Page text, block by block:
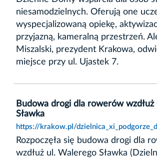
niesamodzielnych. Oferują one
wyspecjalizowaną opiekę,
przyjazną, kameralną przestrzeń.
Miszalski, prezydent Krakowa,
miejsce przy ul. Ujastek 7.
Budowa drogi dla rowerów
Sławka
https://krakow.pl/
Rozpoczęła się budowa drogi dla
wzdłuż ul. Walerego Sławka